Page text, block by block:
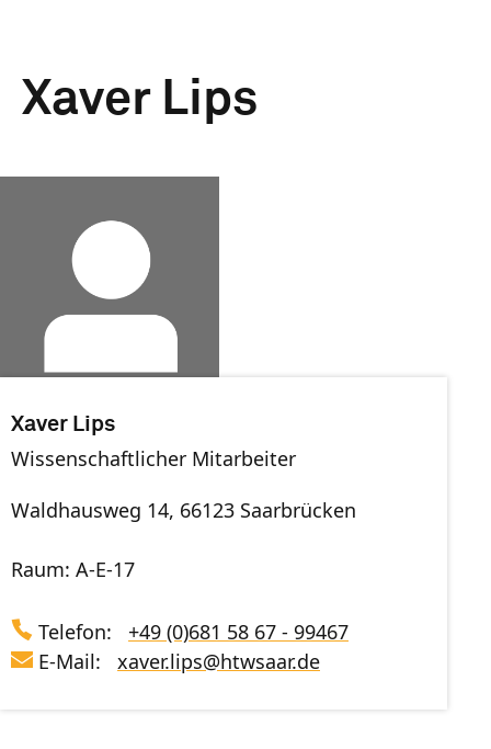
Xaver Lips
Xaver Lips
Wissenschaftlicher Mitarbeiter
Waldhausweg 14, 66123 Saarbrücken
Raum: A-E-17
Telefon:
+49 (0)681 58 67 - 99467
E-Mail:
xaver.lips@htwsaar.de